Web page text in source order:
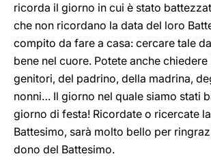
ricorda il giorno in cui è stato
che non ricordano la data del loro
compito da fare a casa: cercare tale
bene nel cuore. Potete anche chiedere
genitori, del padrino, della madrina,
nonni… Il giorno nel quale siamo stati
giorno di festa! Ricordate o ricercate
Battesimo, sarà molto bello per
dono del Battesimo.